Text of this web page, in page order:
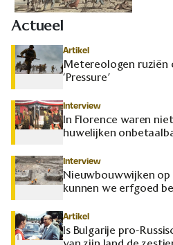
Actueel
Artikel
Metereologen ruziën
‘Pressure’
Interview
In Florence waren
huwelijken
Interview
Nieuwbouwwijken op
kunnen we erfgoed
Artikel
Is Bulgarije pro-